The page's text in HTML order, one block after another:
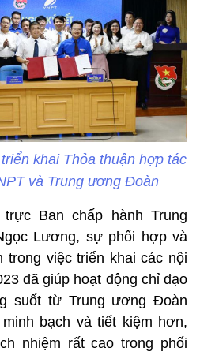
khai Thỏa thuận hợp tác
và Trung ương Đoàn
Ban chấp hành Trung
Lương, sự phối hợp và
trong việc triển khai các nội
đã giúp hoạt động chỉ đạo
suốt từ Trung ương Đoàn
bạch và tiết kiệm hơn,
nhiệm rất cao trong phối